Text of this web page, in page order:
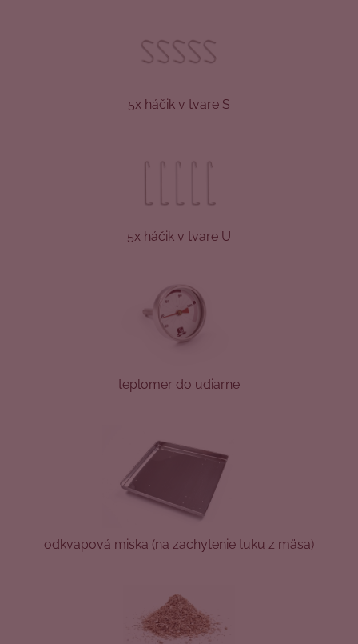
5x háčik v tvare S
5x háčik v tvare U
teplomer do udiarne
odkvapová miska (na zachytenie tuku z mäsa)